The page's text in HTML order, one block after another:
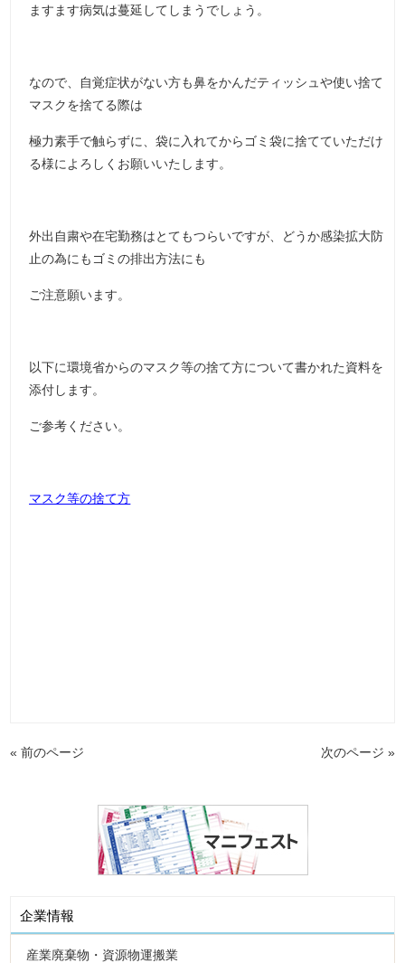
ますます病気は蔓延してしまうでしょう。
なので、自覚症状がない方も鼻をかんだティッシュや使い捨て
マスクを捨てる際は
極力素手で触らずに、袋に入れてからゴミ袋に捨てていただけ
る様によろしくお願いいたします。
外出自粛や在宅勤務はとてもつらいですが、どうか感染拡大防
止の為にもゴミの排出方法にも
ご注意願います。
以下に環境省からのマスク等の捨て方について書かれた資料を
添付します。
ご参考ください。
マスク等の捨て方
« 前のページ 次のページ »
企業情報
産業廃棄物・資源物運搬業